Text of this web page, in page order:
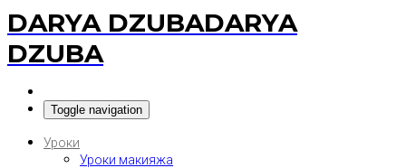
DARYA DZUBADARYA
DZUBA
Toggle navigation
Уроки
Уроки макияжа